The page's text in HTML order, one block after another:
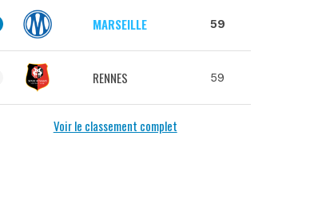
MARSEILLE 59
RENNES 59
Voir le classement complet